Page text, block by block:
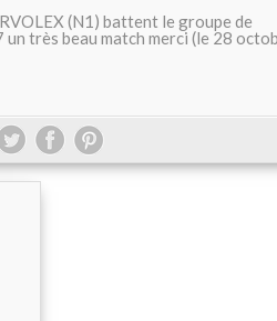
(N1) battent le groupe de
un très beau match merci (le 28